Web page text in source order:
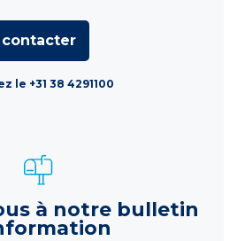
contacter
le +31 38 4291100
à notre bulletin